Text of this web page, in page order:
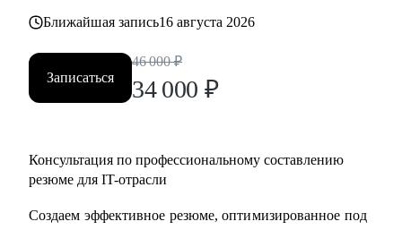
Ближайшая запись16 августа 2026
Записаться
46 000 ₽
34 000 ₽
Консультация по профессиональному составлению
резюме для IT-отрасли
Создаем эффективное резюме, оптимизированное под